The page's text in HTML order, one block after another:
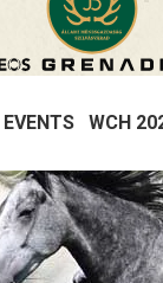
EVENTS WCH